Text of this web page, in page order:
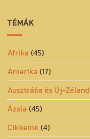
TÉMÁK
Afrika (45)
Amerika (17)
Ausztrália és Új-Zéland
Ázsia (45)
Cikkeink (4)